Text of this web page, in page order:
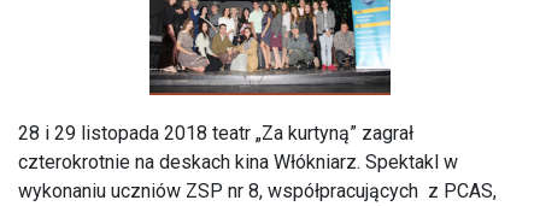
28 i 29 listopada 2018 teatr „Za kurtyną” zagrał
czterokrotnie na deskach kina Włókniarz. Spektakl w
wykonaniu uczniów ZSP nr 8, współpracujących z PCAS,